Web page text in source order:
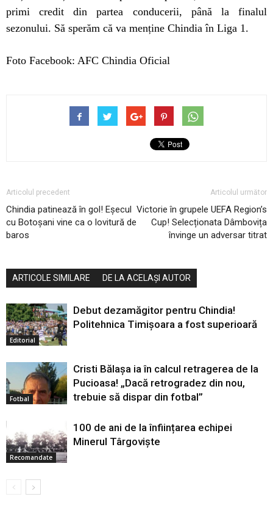
primi credit din partea conducerii, până la finalul
sezonului. Să sperăm că va menține Chindia în Liga 1.
Foto Facebook: AFC Chindia Oficial
Articolul precedent
Chindia patinează în gol! Eșecul
cu Botoșani vine ca o lovitură de
baros
Articolul următor
Victorie în grupele UEFA Region’s
Cup! Selecționata Dâmbovița
învinge un adversar titrat
ARTICOLE SIMILARE DE LA ACELAȘI AUTOR
Editorial
Debut dezamăgitor pentru Chindia!
Politehnica Timișoara a fost superioară
Fotbal
Cristi Bălașa ia în calcul retragerea de la
Pucioasa! „Dacă retrogradez din nou,
trebuie să dispar din fotbal”
Recomandate
100 de ani de la înființarea echipei
Minerul Târgoviște